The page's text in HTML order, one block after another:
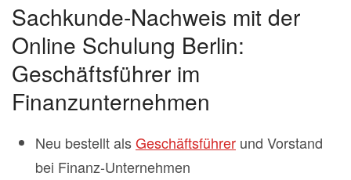
Sachkunde-Nachweis mit der
Online Schulung Berlin:
Geschäftsführer im
Finanzunternehmen
Neu bestellt alsGeschäftsführer und Vorstand
bei Finanz-Unternehmen